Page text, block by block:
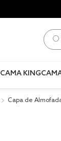
O
CAMA KING
Capa de